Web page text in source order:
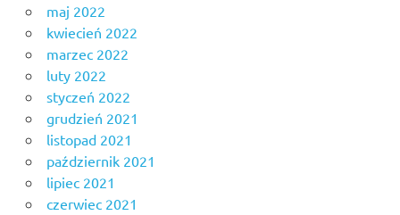
maj 2022
kwiecień 2022
marzec 2022
luty 2022
styczeń 2022
grudzień 2021
listopad 2021
październik 2021
lipiec 2021
czerwiec 2021